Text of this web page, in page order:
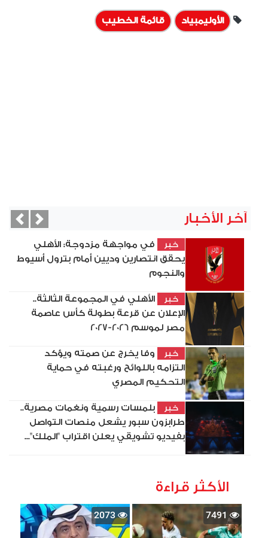
الأوليمبياد قائمة الخطيب
آخر الأخبار
خبر
في مواجهة مزدوجة: الأهلي
يحقق انتصارين وديين أمام بترول أسيوط
والنجوم
خبر
الأهلي في المجموعة الثالثة..
الإعلان عن قرعة بطولة كأس عاصمة
مصر لموسم 2026-2027
خبر
وفا يخرج عن صمته ويؤكد
التزامه باللوائح ورغبته في حماية
التحكيم المصري
خبر
بلمسات رسمية ونغمات مصرية..
طرابزون سبور يشعل منصات التواصل
بفيديو تشويقي يعلن اقتراب "الملك"...
Next
الأكثر قراءة
7491
2073